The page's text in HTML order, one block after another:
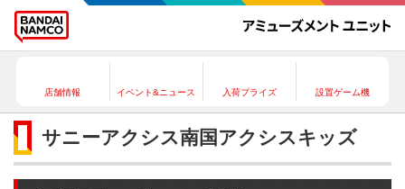
店舗情報 イベント&ニュース 入荷プライズ 設置ゲーム機
サニーアクシス南国アクシスキッズ